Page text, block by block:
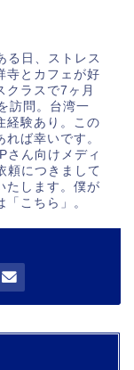
る日、ストレス
寺とカフェが好
クラスで7ヶ月
訪問。台湾一
経験あり。この
ば幸いです。
さん向けメディ
頼につきまして
たします。僕が
こちら 」。